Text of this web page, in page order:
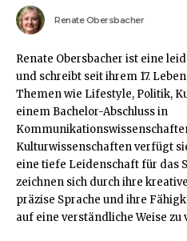
Renate Obersbacher
Renate Obersbacher ist eine
und schreibt seit ihrem 17.
Themen wie Lifestyle, Politik,
einem Bachelor-Abschluss in
Kulturwissenschaften verfügt
eine tiefe Leidenschaft für das
zeichnen sich durch ihre
präzise Sprache und ihre
auf eine verständliche Weise